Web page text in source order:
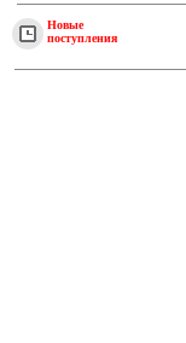
Новые
поступления